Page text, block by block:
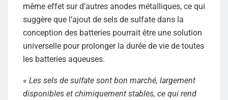
même effet sur d’autres anodes métalliques, ce qui
suggère que l’ajout de sels de sulfate dans la
conception des batteries pourrait être une solution
universelle pour prolonger la durée de vie de toutes
les batteries aqueuses.
« Les sels de sulfate sont bon marché, largement
disponibles et chimiquement stables, ce qui rend